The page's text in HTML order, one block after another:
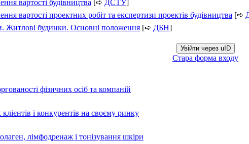
вартості будівництва [➪ ДСТУ]
вартості проектних робіт та експертизи проектів будівництва [➪
Житлові будинки. Основні положення [➪ ДБН]
Увійти через uID
Стара форма входу
фізичних осіб та компаній
і конкурентів на своєму ринку
лімфодренаж і тонізування шкіри